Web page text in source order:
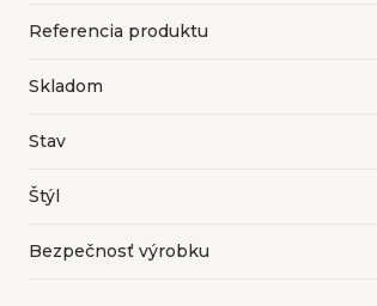
Referencia produktu
Skladom
Stav
Štýl
Bezpečnosť výrobku